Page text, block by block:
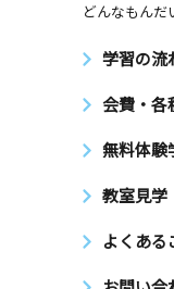
どんなもんだ
学習の流
会費・各
無料体験
教室見学
よくある